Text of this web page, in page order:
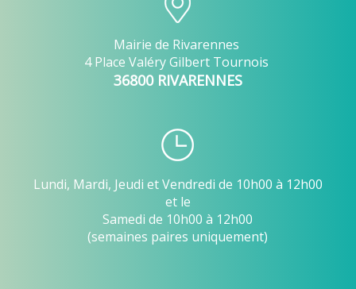
Mairie de Rivarennes
4 Place Valéry Gilbert Tournois
36800 RIVARENNES
Lundi, Mardi, Jeudi et Vendredi de 10h00 à 12h00
et le
Samedi de 10h00 à 12h00
(semaines paires uniquement)